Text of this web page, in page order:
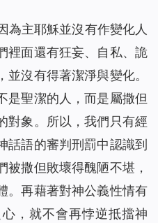
為主耶穌並沒有作變化人
裡面還有狂妄、自私、詭
沒有得著潔淨與變化。
是聖潔的人，而是屬撒但
對象。所以，我們只有經
話語的審判刑罰中認識到
被撒但敗壞得醜陋不堪，
。再藉著對神公義性情有
，就不會再悖逆抵擋神